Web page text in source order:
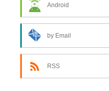
Android
by Email
RSS